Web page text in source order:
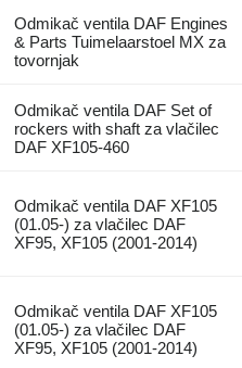
Odmikač ventila DAF Engines
& Parts Tuimelaarstoel MX za
tovornjak
Odmikač ventila DAF Set of
rockers with shaft za vlačilec
DAF XF105-460
Odmikač ventila DAF XF105
(01.05-) za vlačilec DAF
XF95, XF105 (2001-2014)
Odmikač ventila DAF XF105
(01.05-) za vlačilec DAF
XF95, XF105 (2001-2014)